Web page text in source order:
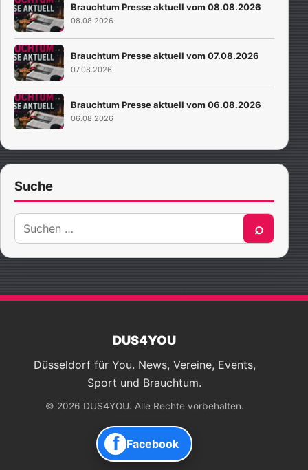
Brauchtum Presse aktuell vom 08.08.2026
08.08.2026
Brauchtum Presse aktuell vom 07.08.2026
07.08.2026
Brauchtum Presse aktuell vom 06.08.2026
06.08.2026
Suche
Suche
nach:
⌕
DUS4YOU
Düsseldorf für You. News, Vereine, Events,
Sport und Brauchtum.
© 2026 DUS4YOU. Alle Rechte vorbehalten.
f Facebook